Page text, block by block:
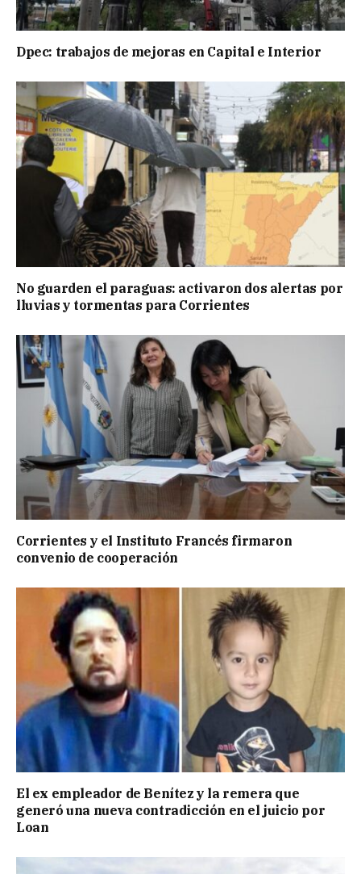
Dpec: trabajos de mejoras en Capital e Interior
No guarden el paraguas: activaron dos alertas por
lluvias y tormentas para Corrientes
Corrientes y el Instituto Francés firmaron
convenio de cooperación
El ex empleador de Benítez y la remera que
generó una nueva contradicción en el juicio por
Loan